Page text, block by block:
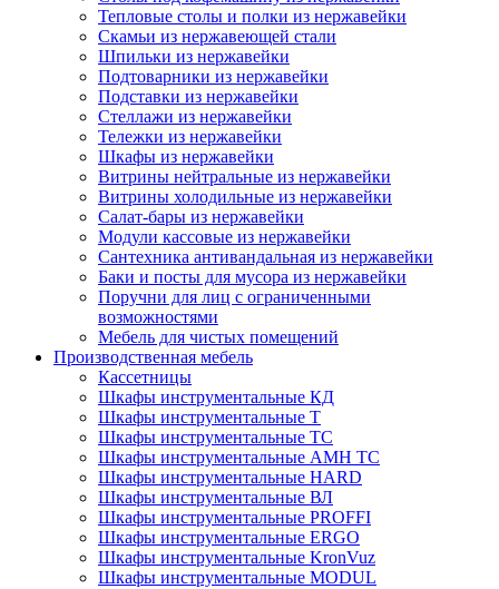
Тепловые столы и полки из нержавейки
Скамьи из нержавеющей стали
Шпильки из нержавейки
Подтоварники из нержавейки
Подставки из нержавейки
Стеллажи из нержавейки
Тележки из нержавейки
Шкафы из нержавейки
Витрины нейтральные из нержавейки
Витрины холодильные из нержавейки
Салат-бары из нержавейки
Модули кассовые из нержавейки
Сантехника антивандальная из нержавейки
Баки и посты для мусора из нержавейки
Поручни для лиц с ограниченными
возможностями
Мебель для чистых помещений
Производственная мебель
Кассетницы
Шкафы инструментальные КД
Шкафы инструментальные Т
Шкафы инструментальные ТС
Шкафы инструментальные AMH TC
Шкафы инструментальные HARD
Шкафы инструментальные ВЛ
Шкафы инструментальные PROFFI
Шкафы инструментальные ERGO
Шкафы инструментальные KronVuz
Шкафы инструментальные MODUL